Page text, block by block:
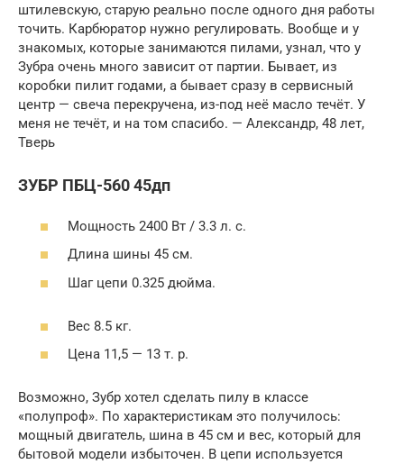
штилевскую, старую реально после одного дня работы
точить. Карбюратор нужно регулировать. Вообще и у
знакомых, которые занимаются пилами, узнал, что у
Зубра очень много зависит от партии. Бывает, из
коробки пилит годами, а бывает сразу в сервисный
центр — свеча перекручена, из-под неё масло течёт. У
меня не течёт, и на том спасибо. — Александр, 48 лет,
Тверь
ЗУБР ПБЦ-560 45дп
Мощность 2400 Вт / 3.3 л. с.
Длина шины 45 см.
Шаг цепи 0.325 дюйма.
Вес 8.5 кг.
Цена 11,5 — 13 т. р.
Возможно, Зубр хотел сделать пилу в классе
«полупроф». По характеристикам это получилось:
мощный двигатель, шина в 45 см и вес, который для
бытовой модели избыточен. В цепи используется